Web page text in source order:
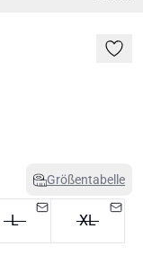
Größentabelle
L XL